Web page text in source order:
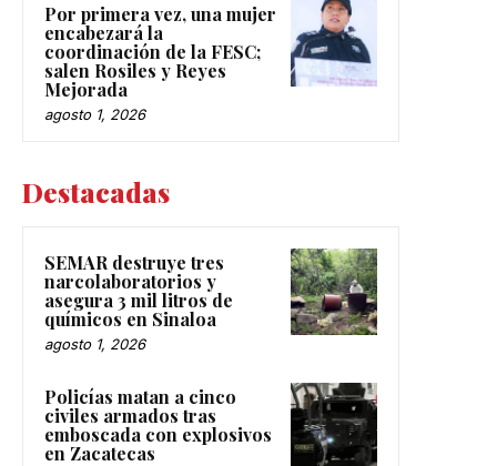
Por primera vez, una mujer
encabezará la
coordinación de la FESC;
salen Rosiles y Reyes
Mejorada
agosto 1, 2026
Destacadas
SEMAR destruye tres
narcolaboratorios y
asegura 3 mil litros de
químicos en Sinaloa
agosto 1, 2026
Policías matan a cinco
civiles armados tras
emboscada con explosivos
en Zacatecas